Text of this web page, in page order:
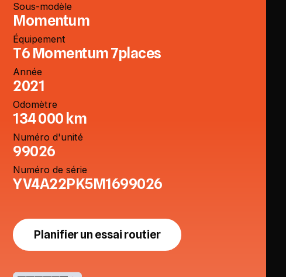
Sous-modèle
Momentum
Équipement
T6 Momentum 7places
Année
2021
Odomètre
134 000 km
Numéro d'unité
99026
Numéro de série
YV4A22PK5M1699026
Planifier un essai routier